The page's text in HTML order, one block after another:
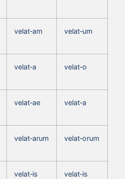
velat‑am velat‑um
velat‑a velat‑o
velat‑ae velat‑a
velat‑arum velat‑orum
velat‑is velat‑is